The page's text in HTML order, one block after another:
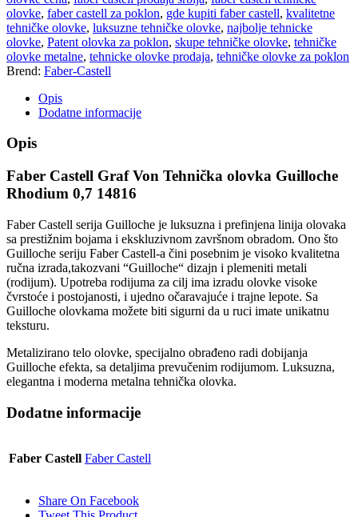
olovke, faber castell za poklon, gde kupiti faber castell, kvalitetne
tehničke olovke, luksuzne tehničke olovke, najbolje tehnicke
olovke, Patent olovka za poklon, skupe tehničke olovke, tehničke
olovke metalne, tehnicke olovke prodaja, tehničke olovke za poklon
Brend: Faber-Castell
Opis
Dodatne informacije
Opis
Faber Castell Graf Von Tehnička olovka Guilloche
Rhodium 0,7 14816
Faber Castell serija Guilloche je luksuzna i prefinjena linija olovaka
sa prestižnim bojama i ekskluzivnom završnom obradom. Ono što
Guilloche seriju Faber Castell-a čini posebnim je visoko kvalitetna
ručna izrada,takozvani “Guilloche“ dizajn i plemeniti metali
(rodijum). Upotreba rodijuma za cilj ima izradu olovke visoke
čvrstoće i postojanosti, i ujedno očaravajuće i trajne lepote. Sa
Guilloche olovkama možete biti sigurni da u ruci imate unikatnu
teksturu.
Metalizirano telo olovke, specijalno obrađeno radi dobijanja
Guilloche efekta, sa detaljima prevučenim rodijumom. Luksuzna,
elegantna i moderna metalna tehnička olovka.
Dodatne informacije
Faber Castell Faber Castell
Share On Facebook